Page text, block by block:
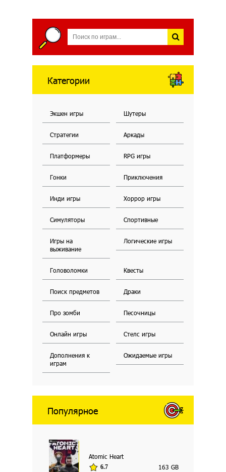
Категории
Экшен игры Шутеры
Стратегии Аркады
Платформеры RPG игры
Гонки Приключения
Инди игры Хоррор игры
Симуляторы Спортивные
Игры на
выживание
Логические игры
Головоломки Квесты
Поиск предметов Драки
Про зомби Песочницы
Онлайн игры Стелс игры
Дополнения к
играм
Ожидаемые игры
Популярное
Atomic Heart
6.7 163 GB